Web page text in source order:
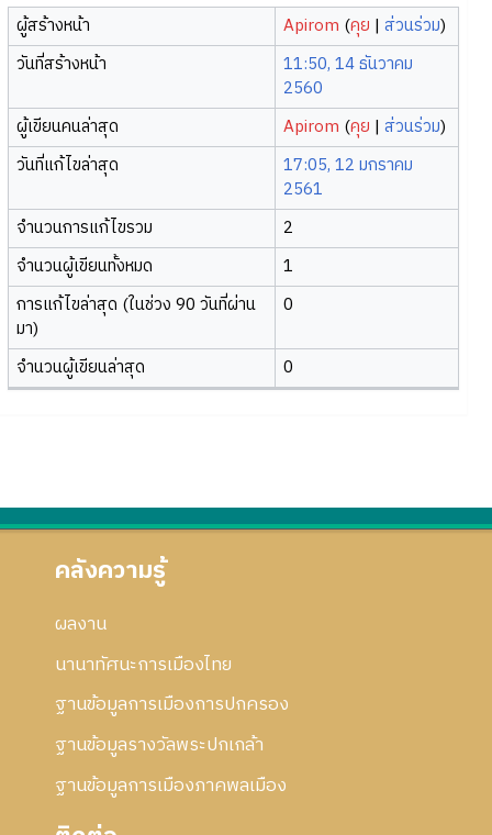
ผู้สร้างหน้า Apirom (คุย |ส่วนร่วม)
วันที่สร้างหน้า
11:50, 14 ธันวาคม
2560
ผู้เขียนคนล่าสุด
Apirom (คุย |ส่วนร่วม)
วันที่แก้ไขล่าสุด
17:05, 12 มกราคม
2561
จำนวนการแก้ไขรวม
2
จำนวนผู้เขียนทั้งหมด
1
การแก้ไขล่าสุด (ในช่วง 90 วันที่ผ่าน
มา)
0
จำนวนผู้เขียนล่าสุด 0
คลังความรู้
ผลงาน
นานาทัศนะการเมืองไทย
ฐานข้อมูลการเมืองการปกครอง
ฐานข้อมูลรางวัลพระปกเกล้า
ฐานข้อมูลการเมืองภาคพลเมือง